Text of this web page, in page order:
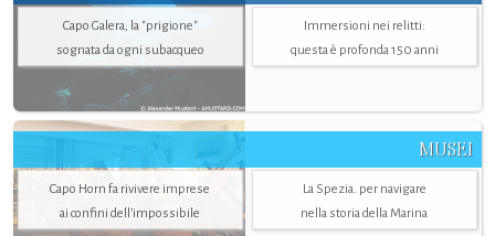
Capo Galera, la "prigione"
sognata da ogni subacqueo
Immersioni nei relitti:
questa è profonda 150 anni
MUSEI
Capo Horn fa rivivere imprese
ai confini dell’impossibile
La Spezia. per navigare
nella storia della Marina